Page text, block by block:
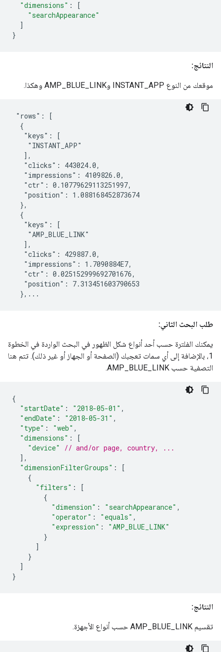
"dimensions" :
[
"searchAppearance"
]
}
النتائج:
موقعك من النوع INSTANT_APP وAMP_BLUE_LINK وهكذا.
"rows": [
  {
   "keys": [
    "INSTANT_APP"
   ],
   "clicks": 443024.0,
   "impressions": 4109826.0,
   "ctr": 0.10779629113251997,
   "position": 1.088168452873674
  },
  {
   "keys": [
    "AMP_BLUE_LINK"
   ],
   "clicks": 429887.0,
   "impressions": 1.7090884E7,
   "ctr": 0.025152999692701676,
   "position": 7.313451603790653
  },...
طلب البحث الثاني:
يمكنك الفلترة حسب أحد أنواع شكل الظهور في البحث الواردة في الخطوة
1، بالإضافة إلى أي سمات تعجبك (الصفحة أو الجهاز أو غير ذلك). تتم هنا
التصفية حسب AMP_BLUE_LINK
.
{
"startDate" : "2018-05-01" ,
"endDate" : "2018-05-31" ,
"type" : "web" ,
"dimensions" :
[
"device"
// and/or page, country, ...
],
"dimensionFilterGroups" :
[
{
"filters" :
[
{
"dimension" : "searchAppearance" ,
"operator" : "equals" ,
"expression" :
"AMP_BLUE_LINK"
}
]
}
]
}
النتائج:
تقسيم AMP_BLUE_LINK حسب أنواع الأجهزة.